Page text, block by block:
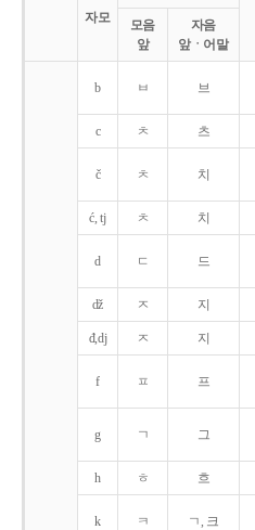
자모
모음
앞
자음
앞ㆍ어말
b ㅂ 브
c ㅊ 츠
č ㅊ 치
ć, tj ㅊ 치
d ㄷ 드
dž ㅈ 지
đ,dj ㅈ 지
f ㅍ 프
g ㄱ 그
h ㅎ 흐
k ㅋ ㄱ, 크